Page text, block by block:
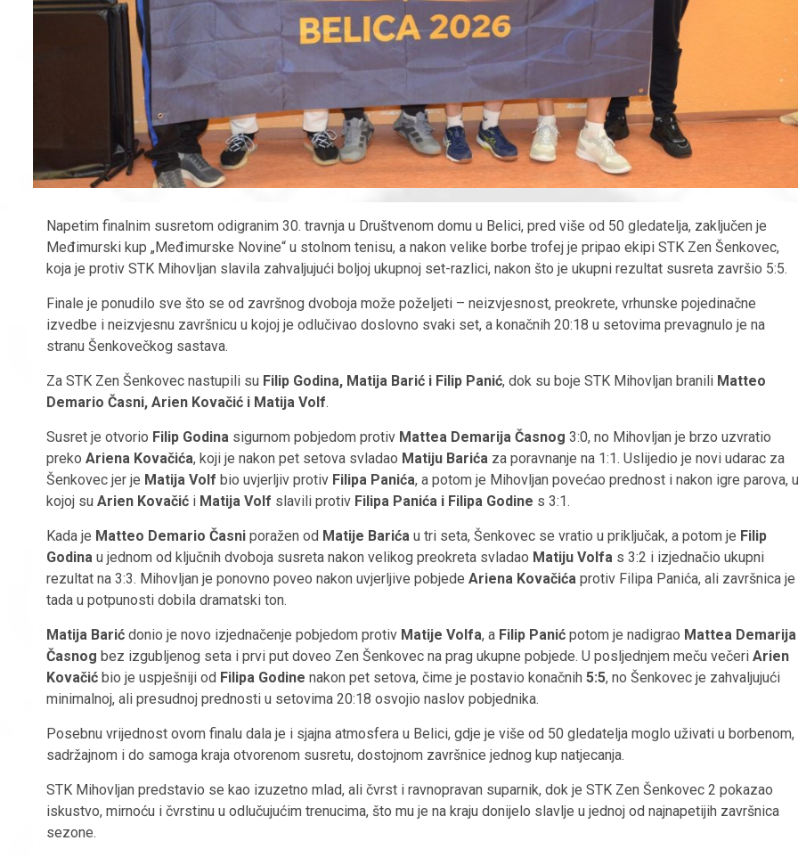
Napetim finalnim susretom odigranim 30. travnja u Društvenom domu u Belici, pred više od 50 gledatelja, zaključen je
Međimurski kup „Međimurske Novine“ u stolnom tenisu, a nakon velike borbe trofej je pripao ekipi STK Zen Šenkovec,
koja je protiv STK Mihovljan slavila zahvaljujući boljoj ukupnoj set-razlici, nakon što je ukupni rezultat susreta završio 5:5.
Finale je ponudilo sve što se od završnog dvoboja može poželjeti – neizvjesnost, preokrete, vrhunske pojedinačne
izvedbe i neizvjesnu završnicu u kojoj je odlučivao doslovno svaki set, a konačnih 20:18 u setovima prevagnulo je na
stranu Šenkovečkog sastava.
Za STK Zen Šenkovec nastupili su Filip Godina, Matija Barić i Filip Panić, dok su boje STK Mihovljan branili Matteo
Demario Časni, Arien Kovačić i Matija Volf.
Susret je otvorio Filip Godina sigurnom pobjedom protiv Mattea Demarija Časnog 3:0, no Mihovljan je brzo uzvratio
preko Ariena Kovačića, koji je nakon pet setova svladao Matiju Barića za poravnanje na 1:1. Uslijedio je novi udarac za
Šenkovec jer je Matija Volf bio uvjerljiv protiv Filipa Panića, a potom je Mihovljan povećao prednost i nakon igre parova, u
kojoj su Arien Kovačić i Matija Volf slavili protiv Filipa Panića i Filipa Godine s 3:1.
Kada je Matteo Demario Časni poražen od Matije Barića u tri seta, Šenkovec se vratio u priključak, a potom je Filip
Godina u jednom od ključnih dvoboja susreta nakon velikog preokreta svladao Matiju Volfa s 3:2 i izjednačio ukupni
rezultat na 3:3. Mihovljan je ponovno poveo nakon uvjerljive pobjede Ariena Kovačića protiv Filipa Panića, ali završnica je
tada u potpunosti dobila dramatski ton.
Matija Barić donio je novo izjednačenje pobjedom protiv Matije Volfa, a Filip Panić potom je nadigrao Mattea Demarija
Časnog bez izgubljenog seta i prvi put doveo Zen Šenkovec na prag ukupne pobjede. U posljednjem meču večeri Arien
Kovačić bio je uspješniji od Filipa Godine nakon pet setova, čime je postavio konačnih 5:5, no Šenkovec je zahvaljujući
minimalnoj, ali presudnoj prednosti u setovima 20:18 osvojio naslov pobjednika.
Posebnu vrijednost ovom finalu dala je i sjajna atmosfera u Belici, gdje je više od 50 gledatelja moglo uživati u borbenom,
sadržajnom i do samoga kraja otvorenom susretu, dostojnom završnice jednog kup natjecanja.
STK Mihovljan predstavio se kao izuzetno mlad, ali čvrst i ravnopravan suparnik, dok je STK Zen Šenkovec 2 pokazao
iskustvo, mirnoću i čvrstinu u odlučujućim trenucima, što mu je na kraju donijelo slavlje u jednoj od najnapetijih završnica
sezone.